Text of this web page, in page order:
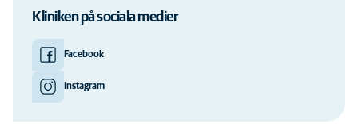
Kliniken på sociala medier
Facebook
Instagram